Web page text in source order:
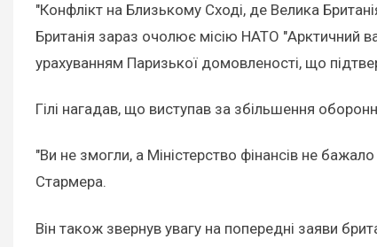
"Конфлікт на Близькому Сході, де Велика
Британія зараз очолює місію НАТО "Арктичний
урахуванням Паризької домовленості, що
Гілі нагадав, що виступав за збільшення
"Ви не змогли, а Міністерство фінансів не
Стармера.
Він також звернув увагу на попередні заяви